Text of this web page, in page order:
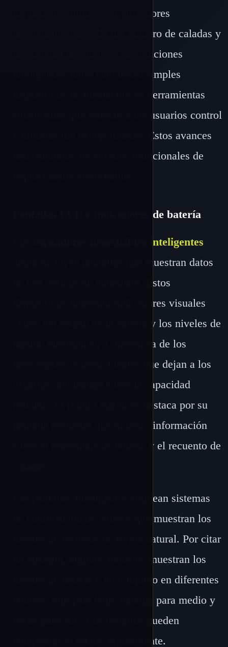
mapa de los últimos vaporizadores
desechables más allá del número de caladas y
la variedad de sabores. Las funciones
inteligentes ahora convierten simples
dispositivos de inhalación en herramientas
sofisticadas que brindan a los usuarios control
e información excepcionales. Estos avances
han cambiado los diseños tradicionales de
Pantallas LED e indicadores de batería
vapeadores desechables inteligentes
ahora incluyen pantallas que muestran datos
de uso críticos de inmediato. Estos
dispositivos muestran indicadores visuales
claros del estado de la batería y los niveles de
líquido electrónico, a diferencia de los
desechables convencionales que dejan a los
usuarios adivinando sobre la capacidad
restante. El Bang Legend se destaca por su
pantalla premium que muestra información
sobre el porcentaje de batería y el recuento de
Las pantallas inteligentes emplean sistemas
de codificación de colores que muestran los
niveles de recursos de forma natural. Por citar
un ejemplo, algunos modelos muestran los
niveles de batería y de e-líquido en diferentes
colores: rojo para bajo, naranja para medio y
verde para alto. Los usuarios pueden
comprobar el estado rápidamente.